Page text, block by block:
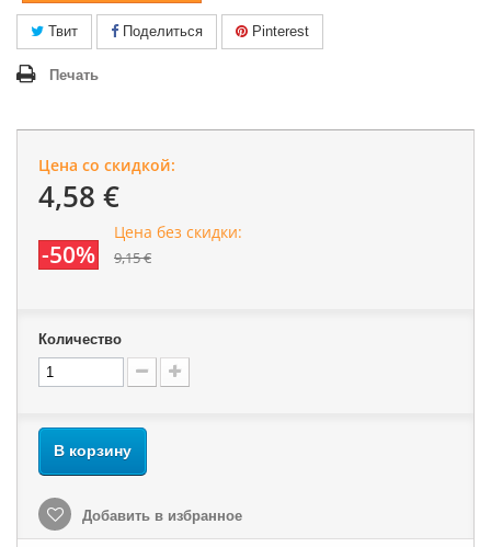
Твит Поделиться Pinterest
Печать
Цена со скидкой:
4,58 €
-50%
Цена без скидки:
9,15 €
Количество
В корзину
Добавить в избранное